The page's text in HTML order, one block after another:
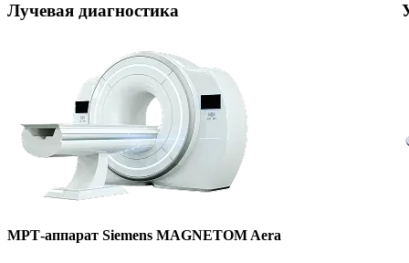
Лучевая диагностика
МРТ-аппарат Siemens MAGNETOM Aera